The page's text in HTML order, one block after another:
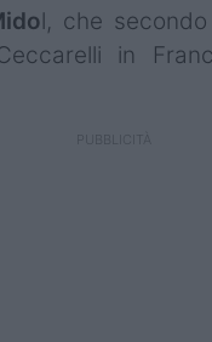
l, che
in